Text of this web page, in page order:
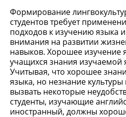
Формирование
студентов требует
подходов к изучению языка
внимания на развитии
навыков. Хорошее изучение
учащихся знания изучаемой
Учитывая, что хорошее
языка, но незнание
вызвать некоторые
студенты, изучающие
иностранный, должны